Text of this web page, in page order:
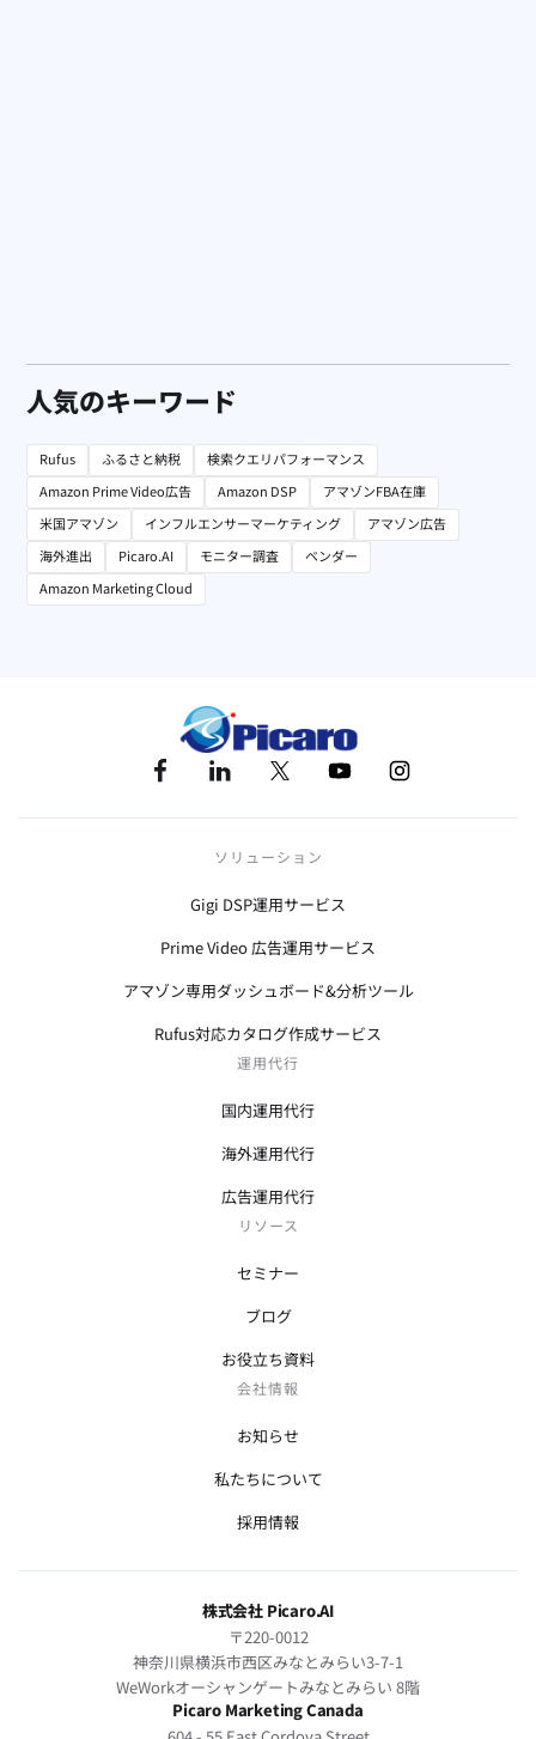
人気のキーワード
Rufus ふるさと納税
検索クエリパフォーマンス
Amazon Prime Video広告
Amazon DSP
アマゾンFBA在庫
米国アマゾン
インフルエンサーマーケティング
アマゾン広告
海外進出
Picaro.AI モニター調査
ベンダー
Amazon Marketing Cloud
ソリューション
Gigi DSP運用サービス
Prime Video 広告運用サービス
アマゾン専用ダッシュボード&分析ツール
Rufus対応カタログ作成サービス
運用代行
国内運用代行
海外運用代行
広告運用代行
リソース
セミナー
ブログ
お役立ち資料
会社情報
お知らせ
私たちについて
採用情報
株式会社 Picaro.AI
〒220-0012
神奈川県横浜市西区みなとみらい3-7-1
WeWorkオーシャンゲートみなとみらい 8階
Picaro Marketing Canada